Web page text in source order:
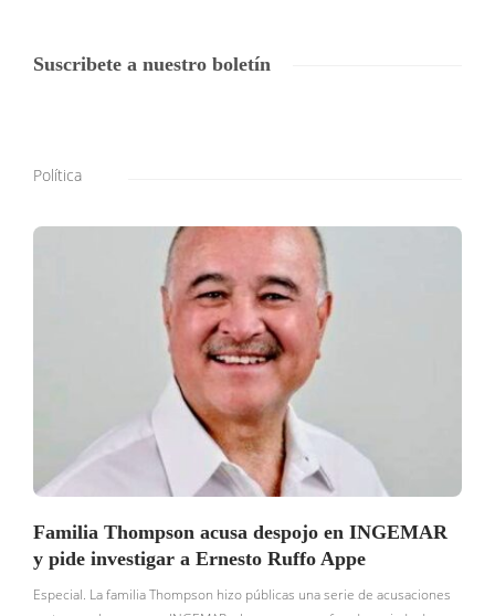
Suscribete a nuestro boletín
Política
Familia Thompson acusa despojo en INGEMAR
y pide investigar a Ernesto Ruffo Appe
Especial. La familia Thompson hizo públicas una serie de acusaciones